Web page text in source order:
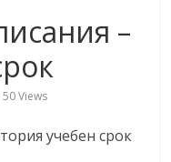
–
50 Views
учебен срок